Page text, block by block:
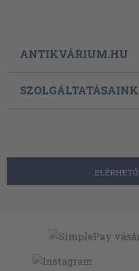
ANTIKVÁRIUM.HU
SZOLGÁLTATÁSAINK